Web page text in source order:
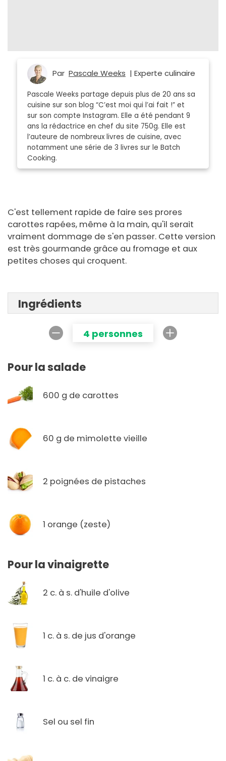
Par Pascale Weeks | Experte culinaire
Pascale Weeks partage depuis plus de 20 ans sa
cuisine sur son blog “C’est moi qui l’ai fait !” et
sur son compte Instagram. Elle a été pendant 9
ans la rédactrice en chef du site 750g. Elle est
l’auteure de nombreux livres de cuisine, avec
notamment une série de 3 livres sur le Batch
Cooking.
C'est tellement rapide de faire ses prores
carottes rapées, même à la main, qu'il serait
vraiment dommage de s'en passer. Cette version
est très gourmande grâce au fromage et aux
petites choses qui croquent.
Ingrédients
4 personnes
Pour la salade
600 g de carottes
60 g de mimolette vieille
2 poignées de pistaches
1 orange (zeste)
Pour la vinaigrette
2 c. à s. d'huile d'olive
1 c. à s. de jus d'orange
1 c. à c. de vinaigre
Sel ou sel fin